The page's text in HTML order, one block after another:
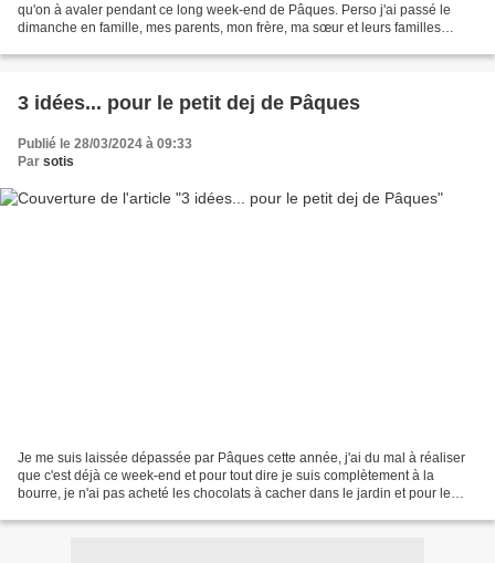
qu'on à avaler pendant ce long week-end de Pâques. Perso j'ai passé le
dimanche en famille, mes parents, mon frère, ma sœur et leurs familles
3 idées... pour le petit dej de Pâques
Publié le 28/03/2024 à 09:33
Par sotis
Je me suis laissée dépassée par Pâques cette année, j'ai du mal à réaliser
que c'est déjà ce week-end et pour tout dire je suis complètement à la
bourre, je n'ai pas acheté les chocolats à cacher dans le jardin et pour le